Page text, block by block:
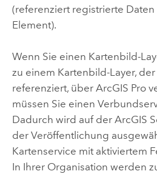
(referenziert registrierte
Element).
Wenn Sie einen Kartenbild-
zu einem Kartenbild-Layer,
referenziert, über ArcGIS Pro
müssen Sie einen
Dadurch wird auf der ArcGIS
der Veröffentlichung
Kartenservice mit aktiviertem
In Ihrer Organisation werden